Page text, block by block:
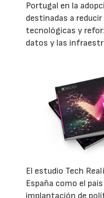
Portugal en la
destinadas a
tecnológicas y
datos y las
El estudio Tech
España como el
implantación de